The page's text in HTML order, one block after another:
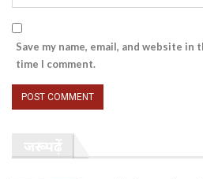
Save my name, email, and website
time I comment.